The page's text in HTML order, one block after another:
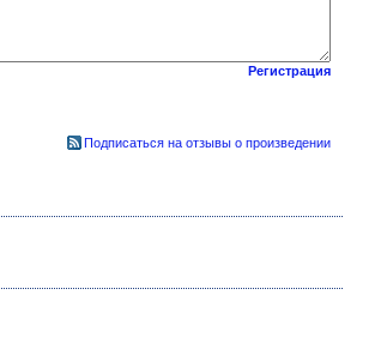
Регистрация
Подписаться на отзывы о произведении